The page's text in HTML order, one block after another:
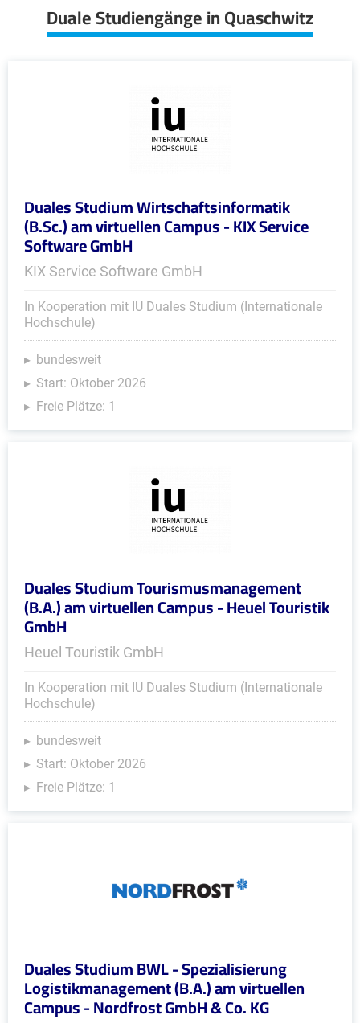
Duale Studiengänge in Quaschwitz
Duales Studium Wirtschaftsinformatik
(B.Sc.) am virtuellen Campus - KIX Service
Software GmbH
KIX Service Software GmbH
In Kooperation mit IU Duales Studium (Internationale
Hochschule)
bundesweit
Start: Oktober 2026
Freie Plätze: 1
Duales Studium Tourismusmanagement
(B.A.) am virtuellen Campus - Heuel Touristik
GmbH
Heuel Touristik GmbH
In Kooperation mit IU Duales Studium (Internationale
Hochschule)
bundesweit
Start: Oktober 2026
Freie Plätze: 1
Duales Studium BWL - Spezialisierung
Logistikmanagement (B.A.) am virtuellen
Campus - Nordfrost GmbH & Co. KG